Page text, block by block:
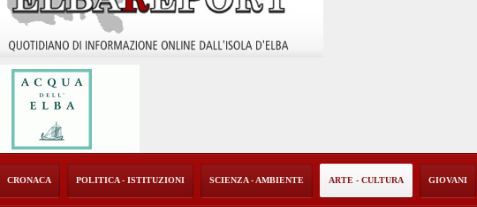
CRONACA POLITICA - ISTITUZIONI SCIENZA - AMBIENTE ARTE - CULTURA GIOVANI